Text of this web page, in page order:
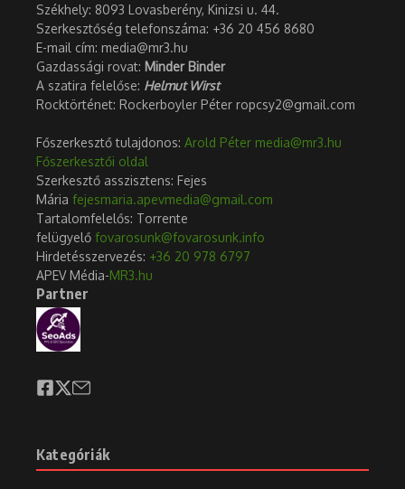
Székhely: 8093 Lovasberény, Kinizsi u. 44.
Szerkesztőség telefonszáma: +36 20 456 8680
E-mail cím: media@mr3.hu
Gazdassági rovat: Minder Binder
A szatira felelőse: Helmut Wirst
Rocktörténet: Rockerboyler Péter ropcsy2@gmail.com
Főszerkesztő tulajdonos: Arold Péter media@mr3.hu
Főszerkesztői oldal
Szerkesztő asszisztens: Fejes
Mária fejesmaria.apevmedia@gmail.com
Tartalomfelelős: Torrente
felügyelő fovarosunk@fovarosunk.info
Hirdetésszervezés: +36 20 978 6797
APEV Média-MR3.hu
Partner
Kategóriák